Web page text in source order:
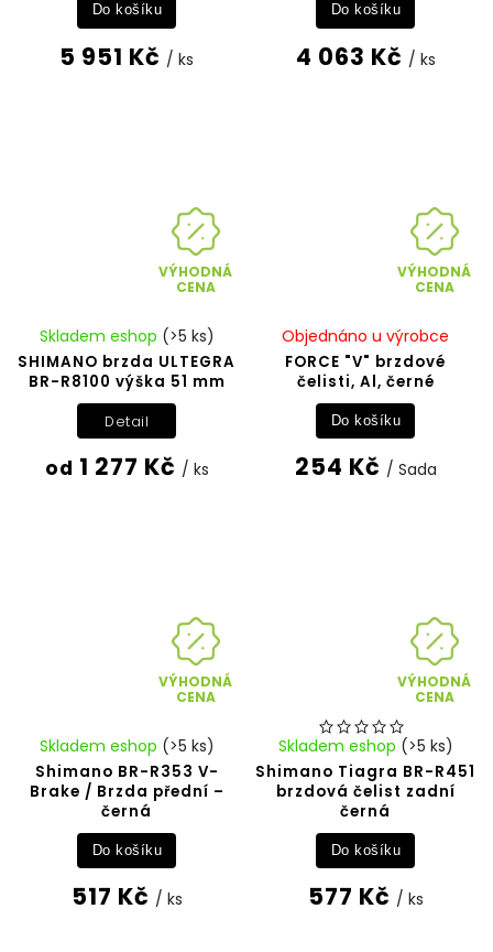
5 951 Kč / ks
Do košíku
4 063 Kč / ks
Do košíku
VÝHODNÁ
CENA
SHIMANO brzda ULTEGRA
BR-R8100 výška 51 mm
Skladem eshop (>5 ks)
od 1 277 Kč / ks
Detail
VÝHODNÁ
CENA
FORCE "V" brzdové
čelisti, Al, černé
Objednáno u výrobce
254 Kč / Sada
Do košíku
VÝHODNÁ
CENA
Shimano BR-R353 V-
Brake / Brzda přední –
černá
Skladem eshop (>5 ks)
517 Kč / ks
Do košíku
VÝHODNÁ
CENA
Shimano Tiagra BR-R451
brzdová čelist zadní
černá
Skladem eshop (>5 ks)
577 Kč / ks
Do košíku